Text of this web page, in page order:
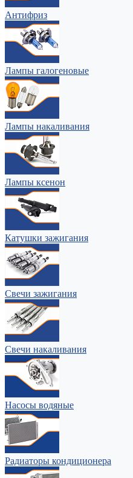
Антифриз
Лампы галогеновые
Лампы накаливания
Лампы ксенон
Катушки зажигания
Свечи зажигания
Свечи накаливания
Насосы водяные
Радиаторы кондиционера